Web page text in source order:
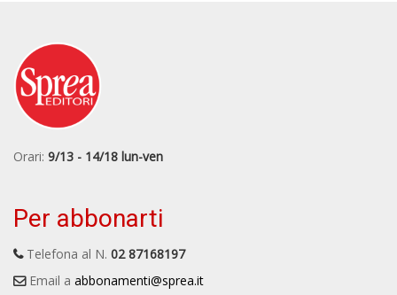
Orari: 9/13 - 14/18 lun-ven
Per abbonarti
Telefona al N. 02 87168197
Email a abbonamenti@sprea.it